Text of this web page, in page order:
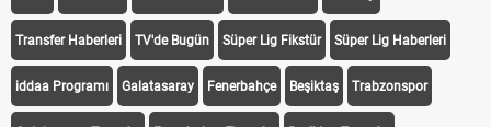
Transfer Haberleri TV'de Bugün Süper Lig Fikstür Süper Lig Haberleri
iddaa Programı Galatasaray Fenerbahçe Beşiktaş Trabzonspor